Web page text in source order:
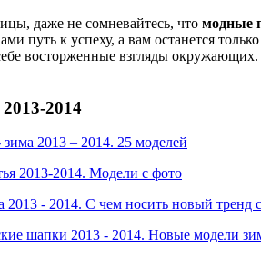
даже не сомневайтесь, что модные
путь к успеху, а вам останется
восторженные взгляды окружающих.
2014
2013 – 2014. 25 моделей
2013-2014. Модели с фото
- 2014. С чем носить новый тренд
шапки 2013 - 2014. Новые модели